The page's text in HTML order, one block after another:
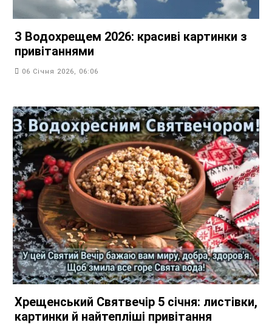
З Водохрещем 2026: красиві картинки з
привітаннями
06 Січня 2026, 06:06
Хрещенський Святвечір 5 січня: листівки,
картинки й найтепліші привітання